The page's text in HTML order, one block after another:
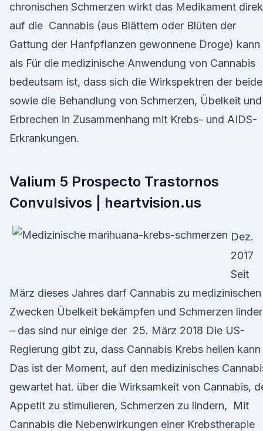
chronischen Schmerzen wirkt das Medikament
auf die Cannabis (aus Blättern oder Blüten der
Gattung der Hanfpflanzen gewonnene Droge) kann
als Für die medizinische Anwendung von Cannabis
bedeutsam ist, dass sich die Wirkspektren der
sowie die Behandlung von Schmerzen, Übelkeit und
Erbrechen in Zusammenhang mit Krebs- und AIDS-
Erkrankungen.
Valium 5 Prospecto Trastornos
Convulsivos | heartvision.us
Dez.
2017
Seit
März dieses Jahres darf Cannabis zu medizinischen
Zwecken Übelkeit bekämpfen und Schmerzen
– das sind nur einige der 25. März 2018 Die US-
Regierung gibt zu, dass Cannabis Krebs heilen kann
Das ist der Moment, auf den medizinisches
gewartet hat. über die Wirksamkeit von Cannabis,
Appetit zu stimulieren, Schmerzen zu lindern, Mit
Cannabis die Nebenwirkungen einer Krebstherapie